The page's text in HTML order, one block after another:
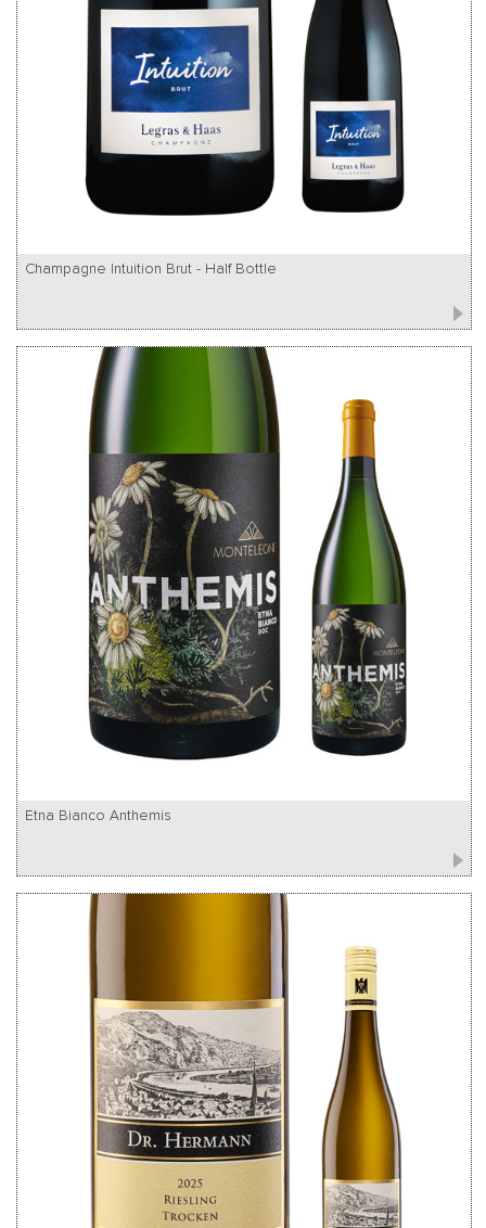
Champagne Intuition Brut - Half Bottle
Etna Bianco Anthemis